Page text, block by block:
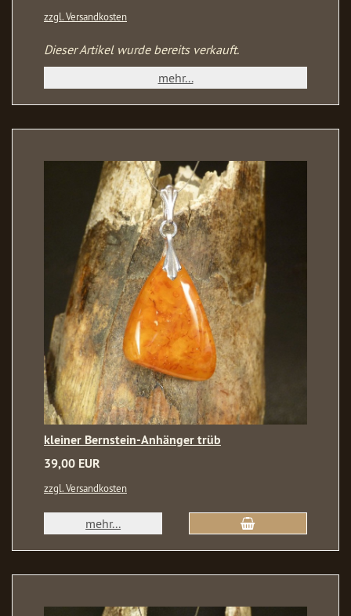
zzgl. Versandkosten
Dieser Artikel wurde bereits verkauft.
mehr...
kleiner Bernstein-Anhänger trüb
39,00 EUR
zzgl. Versandkosten
mehr...